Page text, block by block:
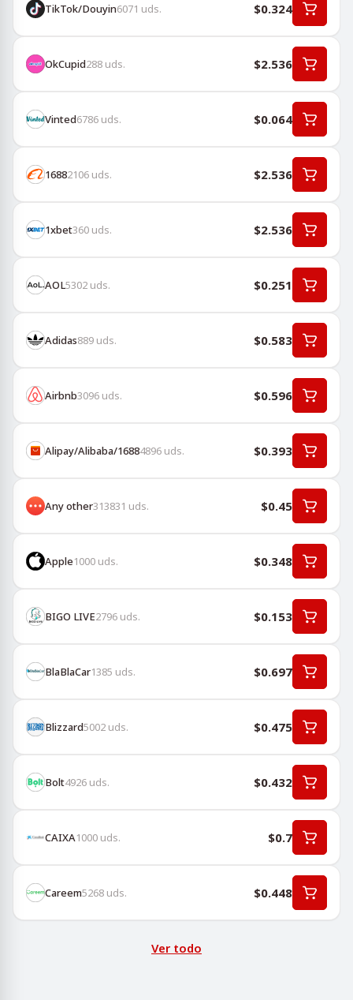
TikTok/Douyin6071 uds. $0.324
OkCupid288 uds. $2.536
Vinted6786 uds. $0.064
16882106 uds. $2.536
1хbet360 uds. $2.536
AOL5302 uds. $0.251
Adidas889 uds. $0.583
Airbnb3096 uds. $0.596
Alipay/Alibaba/16884896 uds. $0.393
Any other313831 uds. $0.45
Apple1000 uds. $0.348
BIGO LIVE2796 uds. $0.153
BlaBlaCar1385 uds. $0.697
Blizzard5002 uds. $0.475
Bolt4926 uds. $0.432
CAIXA1000 uds. $0.7
Careem5268 uds. $0.448
Ver todo